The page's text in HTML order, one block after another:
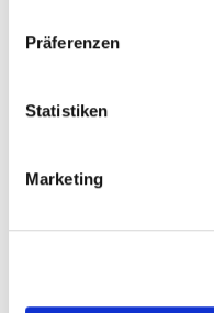
Präferenzen
Statistiken
Marketing
Physiotherapeut mit
Ähnliche